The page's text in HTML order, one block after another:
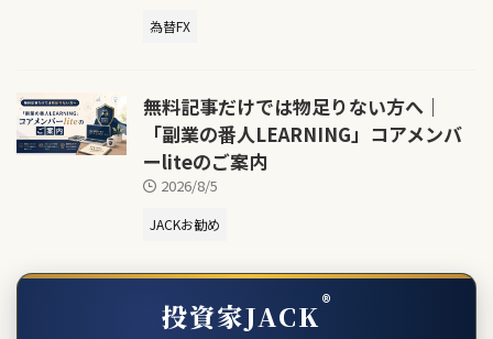
為替FX
無料記事だけでは物足りない方へ｜
「副業の番人LEARNING」コアメンバ
ーliteのご案内
2026/8/5
JACKお勧め
投資家JACK®